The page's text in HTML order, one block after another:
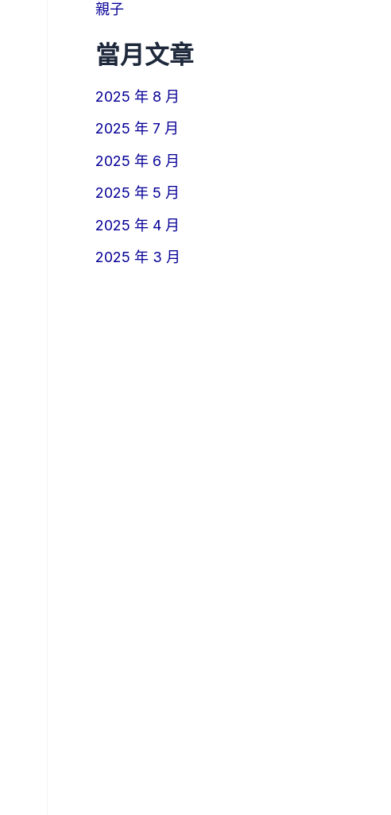
親子
當月文章
2025 年 8 月
2025 年 7 月
2025 年 6 月
2025 年 5 月
2025 年 4 月
2025 年 3 月